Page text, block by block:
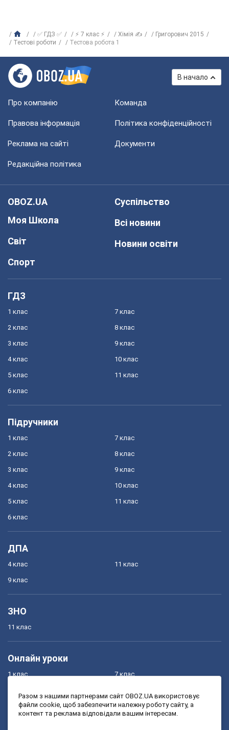
✅ ГДЗ ✅ ⚡ 7 клас ⚡ Хімія ✍
Григорович 2015
Тестові роботи
Тестова робота 1
В начало
Про компанію Команда
Правова інформація Політика конфіденційності
Реклама на сайті Документи
Редакційна політика
OBOZ.UA
Моя Школа
Світ
Спорт
Суспільство
Всі новини
Новини освіти
ГДЗ
1 клас
2 клас
3 клас
4 клас
5 клас
6 клас
7 клас
8 клас
9 клас
10 клас
11 клас
Підручники
1 клас
2 клас
3 клас
4 клас
5 клас
6 клас
7 клас
8 клас
9 клас
10 клас
11 клас
ДПА
4 клас
9 клас
11 клас
ЗНО
11 клас
Онлайн уроки
1 клас
3 клас
7 клас
9 клас
Разом з нашими партнерами сайт OBOZ.UA використовує
файли cookie, щоб забезпечити належну роботу сайту, а
контент та реклама відповідали вашим інтересам.